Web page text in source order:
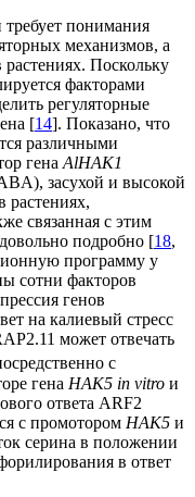
понимания
механизмов, а
Поскольку
факторами
регуляторные
[14]. Показано, что
различными
гена AlHAK1
засухой и высокой
растениях,
связанная с этим
подробно [18,
программу у
сотни факторов
генов
на калиевый стресс
может отвечать
с
гена HAK5 in vitro и
ответа ARF2
с промотором HAK5 и
серина в положении
в ответ